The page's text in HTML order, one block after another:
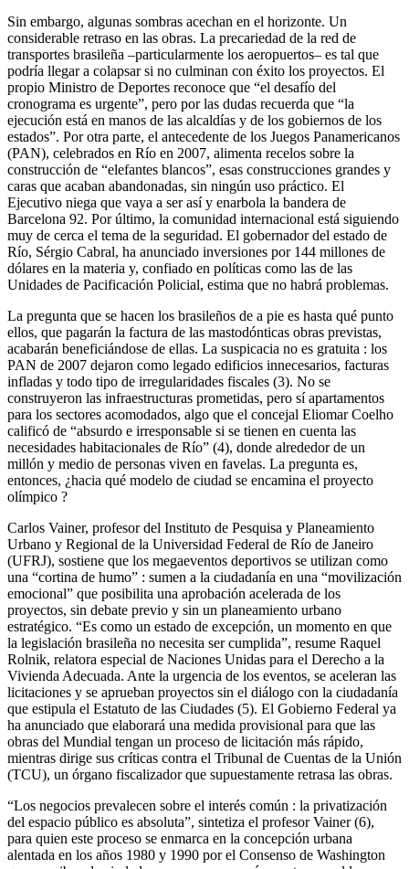
Sin embargo, algunas sombras acechan en el horizonte. Un
considerable retraso en las obras. La precariedad de la red de
transportes brasileña –particularmente los aeropuertos– es tal que
podría llegar a colapsar si no culminan con éxito los proyectos. El
propio Ministro de Deportes reconoce que “el desafío del
cronograma es urgente”, pero por las dudas recuerda que “la
ejecución está en manos de las alcaldías y de los gobiernos de los
estados”. Por otra parte, el antecedente de los Juegos Panamericanos
(PAN), celebrados en Río en 2007, alimenta recelos sobre la
construcción de “elefantes blancos”, esas construcciones grandes y
caras que acaban abandonadas, sin ningún uso práctico. El
Ejecutivo niega que vaya a ser así y enarbola la bandera de
Barcelona 92. Por último, la comunidad internacional está siguiendo
muy de cerca el tema de la seguridad. El gobernador del estado de
Río, Sérgio Cabral, ha anunciado inversiones por 144 millones de
dólares en la materia y, confiado en políticas como las de las
Unidades de Pacificación Policial, estima que no habrá problemas.
La pregunta que se hacen los brasileños de a pie es hasta qué punto
ellos, que pagarán la factura de las mastodónticas obras previstas,
acabarán beneficiándose de ellas. La suspicacia no es gratuita : los
PAN de 2007 dejaron como legado edificios innecesarios, facturas
infladas y todo tipo de irregularidades fiscales (3). No se
construyeron las infraestructuras prometidas, pero sí apartamentos
para los sectores acomodados, algo que el concejal Eliomar Coelho
calificó de “absurdo e irresponsable si se tienen en cuenta las
necesidades habitacionales de Río” (4), donde alrededor de un
millón y medio de personas viven en favelas. La pregunta es,
entonces, ¿hacia qué modelo de ciudad se encamina el proyecto
olímpico ?
Carlos Vainer, profesor del Instituto de Pesquisa y Planeamiento
Urbano y Regional de la Universidad Federal de Río de Janeiro
(UFRJ), sostiene que los megaeventos deportivos se utilizan como
una “cortina de humo” : sumen a la ciudadanía en una “movilización
emocional” que posibilita una aprobación acelerada de los
proyectos, sin debate previo y sin un planeamiento urbano
estratégico. “Es como un estado de excepción, un momento en que
la legislación brasileña no necesita ser cumplida”, resume Raquel
Rolnik, relatora especial de Naciones Unidas para el Derecho a la
Vivienda Adecuada. Ante la urgencia de los eventos, se aceleran las
licitaciones y se aprueban proyectos sin el diálogo con la ciudadanía
que estipula el Estatuto de las Ciudades (5). El Gobierno Federal ya
ha anunciado que elaborará una medida provisional para que las
obras del Mundial tengan un proceso de licitación más rápido,
mientras dirige sus críticas contra el Tribunal de Cuentas de la Unión
(TCU), un órgano fiscalizador que supuestamente retrasa las obras.
“Los negocios prevalecen sobre el interés común : la privatización
del espacio público es absoluta”, sintetiza el profesor Vainer (6),
para quien este proceso se enmarca en la concepción urbana
alentada en los años 1980 y 1990 por el Consenso de Washington